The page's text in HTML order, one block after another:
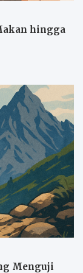
hingga
Menguji